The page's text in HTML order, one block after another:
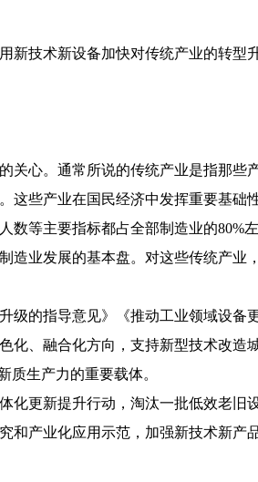
技术新设备加快对传统产业的转型
心。通常所说的传统产业是指那些
这些产业在国民经济中发挥重要基础
数等主要指标都占全部制造业的80%
造业发展的基本盘。对这些传统产业
级的指导意见》《推动工业领域设备
化、融合化方向，支持新型技术改造
质生产力的重要载体。
更新提升行动，淘汰一批低效老旧设
和产业化应用示范，加强新技术新产